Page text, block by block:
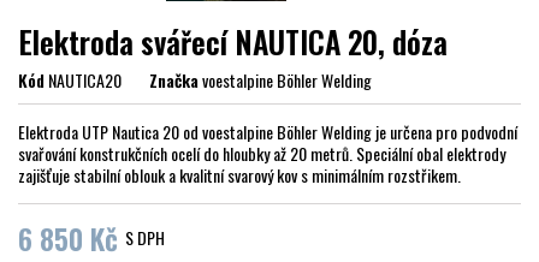
Elektroda svářecí NAUTICA 20, dóza
KódNAUTICA20 Značkavoestalpine Böhler Welding
Elektroda UTP Nautica 20 od voestalpine Böhler Welding je určena pro podvodní
svařování konstrukčních ocelí do hloubky až 20 metrů. Speciální obal elektrody
zajišťuje stabilní oblouk a kvalitní svarový kov s minimálním rozstřikem.
6 850 Kč S DPH